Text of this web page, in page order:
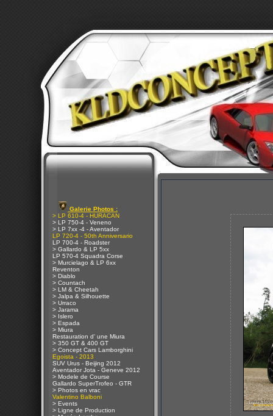
Galerie Photos :
> LP 610-4 - HURACAN
> LP 750-4 - Veneno
> LP 7xx -4 - Aventador
LP 720-4 - 50th Anniversario
LP 700-4 - Roadster
> Gallardo & LP 5xx
LP 570-4 Squadra Corse
> Murcielago & LP 6xx
Reventon
> Diablo
> Countach
> LM & Cheetah
> Jalpa & Silhouette
> Urraco
> Jarama
> Islero
> Espada
> Miura
Restauration d' une Miura
> 350 GT & 400 GT
> Concept Cars Lamborghini
Egoista - 2013
SUV Urus - Beijing 2012
Aventador Jota - Geneve 2012
> Modele de Course
Gallardo SuperTrofeo - GTR
> Photos en vrac
Valentino Balboni
> Events
> Ligne de Production